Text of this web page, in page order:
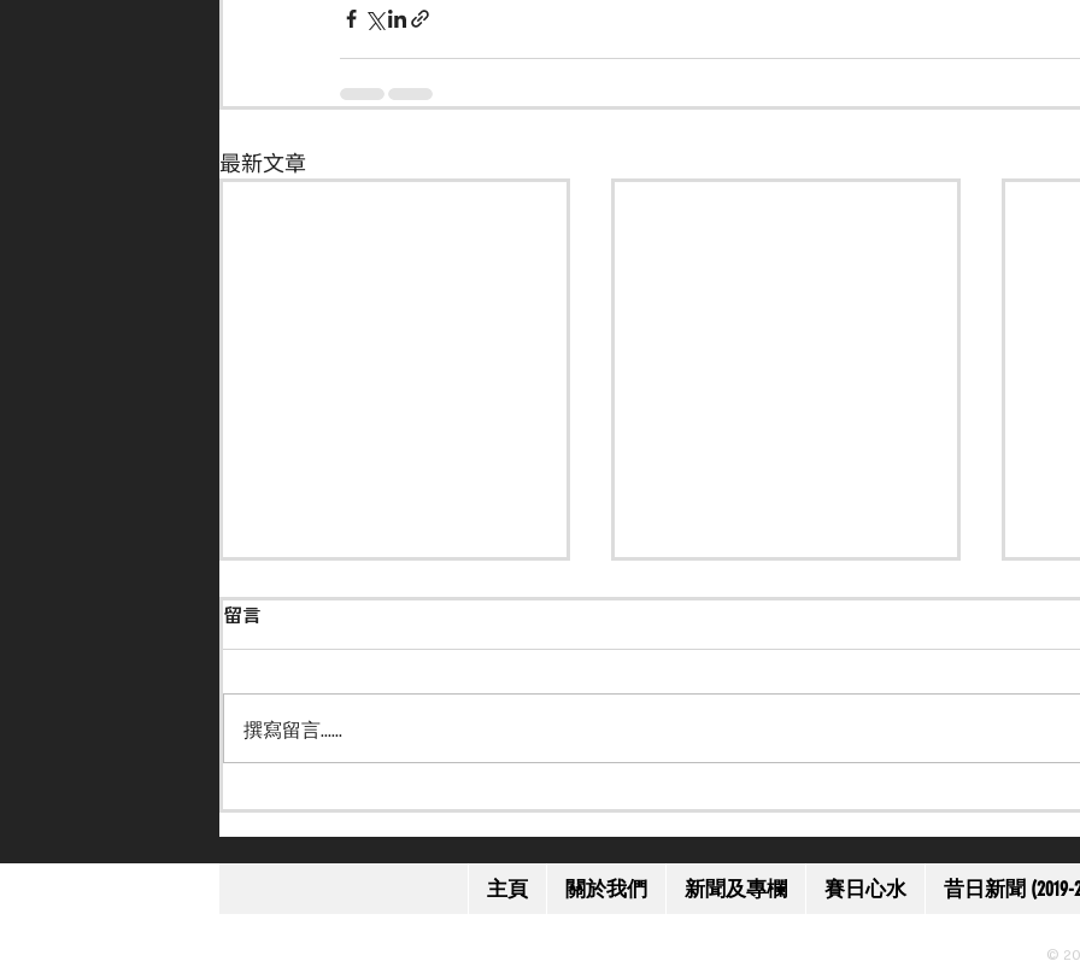
最新文章
留言
撰寫留言......
主頁 關於我們 新聞及專欄 賽日心水 昔日新聞 (2019-
©